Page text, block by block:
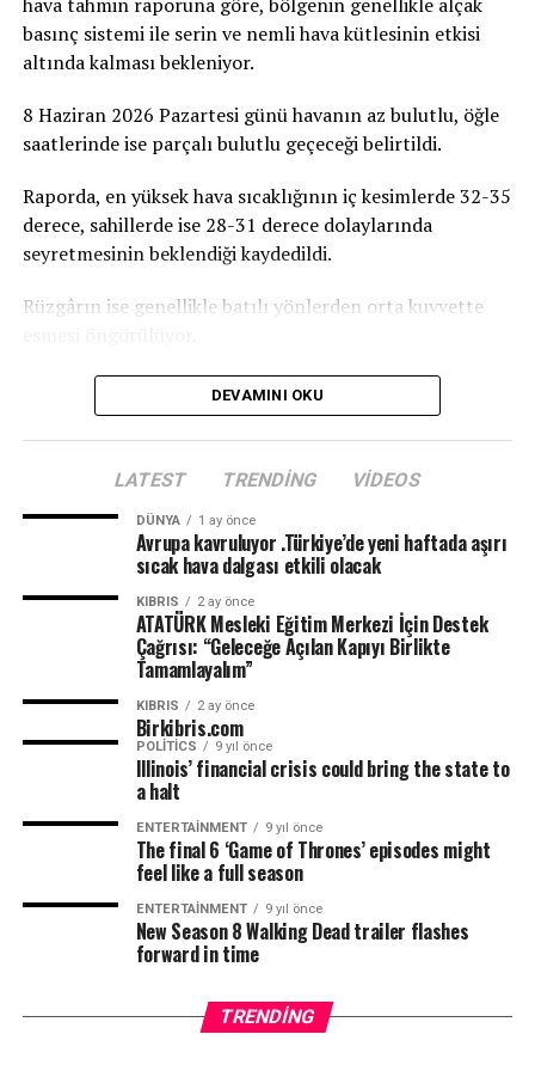
Birçok Meslek Dalında Eğitim Verilecek
Merkezi’nde terzilik, ayakkabıcılık, kaynakçılık,
tesisatçılık, robotik kodlama, oto elektrik, oto kaporta,
verilmesi planlanıyor. Merkezin, KKTC’nin mesleki
eğitim altyapısına önemli katkılar sağlaması ve
gençlerin istihdam olanaklarını artırması hedefleniyor.
basınç sistemi ile serin ve nemli hava kütlesinin etkisi
altında kalması bekleniyor.
8 Haziran 2026 Pazartesi günü havanın az bulutlu, öğle
saatlerinde ise parçalı bulutlu geçeceği belirtildi.
Raporda, en yüksek hava sıcaklığının iç kesimlerde 32-35
derece, sahillerde ise 28-31 derece dolaylarında
seyretmesinin beklendiği kaydedildi.
Rüzgârın ise genellikle batılı yönlerden orta kuvvette
DEVAMINI OKU
LATEST TRENDING VIDEOS
DÜNYA 1 ay önce
Avrupa kavruluyor .Türkiye’de yeni haftada aşırı
sıcak hava dalgası etkili olacak
KIBRIS 2 ay önce
ATATÜRK Mesleki Eğitim Merkezi İçin Destek
Çağrısı: “Geleceğe Açılan Kapıyı Birlikte
Tamamlayalım”
KIBRIS 2 ay önce
Birkibris.com
POLITICS 9 yıl önce
Illinois’ financial crisis could bring the state to
a halt
ENTERTAINMENT 9 yıl önce
The final 6 ‘Game of Thrones’ episodes might
feel like a full season
ENTERTAINMENT 9 yıl önce
New Season 8 Walking Dead trailer flashes
forward in time
TRENDING